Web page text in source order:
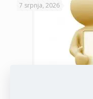
7 srpnja, 2026